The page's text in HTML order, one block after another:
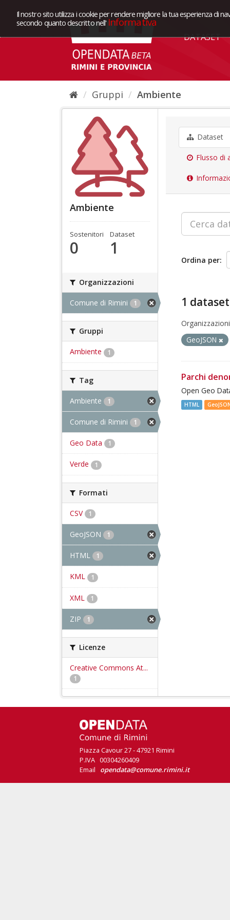
Il nostro sito utilizza i cookie per rendere migliore la tua esperienza di
secondo quanto descritto nell' Informativa
DATASET
Gruppi Ambiente
Ambiente
Sostenitori
0
Dataset
1
Organizzazioni
Comune di Rimini 1
Gruppi
Ambiente 1
Tag
Ambiente 1
Comune di Rimini 1
Geo Data 1
Verde 1
Formati
CSV 1
GeoJSON 1
HTML 1
KML 1
XML 1
ZIP 1
Licenze
Creative Commons At...
1
Dataset
Flusso di
Ordina per
1
GeoJSON
Parchi
Open Geo
HTML
Piazza Cavour 27 - 47921 Rimini
P.IVA 00304260409
Email opendata@comune.rimini.it